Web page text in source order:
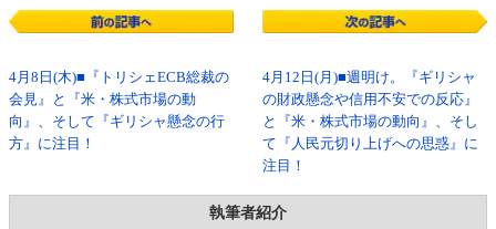
4月8日(木)■『トリシェECB総裁の
会見』と『米・株式市場の動
向』、そして『ギリシャ懸念の行
方』に注目！
4月12日(月)■週明け。『ギリシャ
の財政懸念や信用不安での反応』
と『米・株式市場の動向』、そし
て『人民元切り上げへの思惑』に
注目！
執筆者紹介